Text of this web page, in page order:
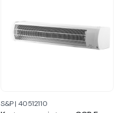
S&P| 40512110